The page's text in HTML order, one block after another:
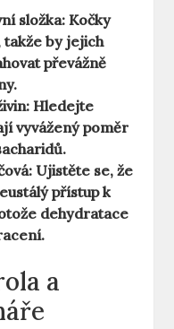
složka: Kočky
takže by jejich
převážně
Hledejte
vyvážený poměr
Ujistěte se, že
přístup k
dehydratace
a